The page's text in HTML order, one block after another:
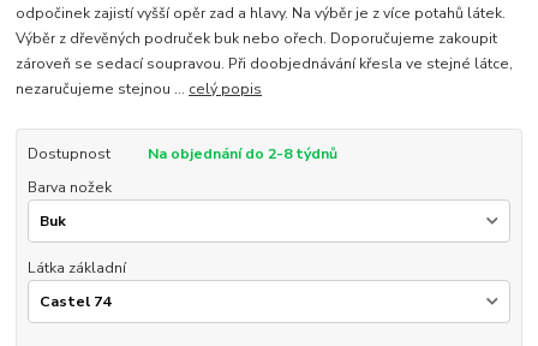
odpočinek zajistí vyšší opěr zad a hlavy. Na výběr je z více potahů látek.
Výběr z dřevěných područek buk nebo ořech. Doporučujeme zakoupit
zároveň se sedací soupravou. Při doobjednávání křesla ve stejné látce,
nezaručujeme stejnou ... celý popis
Dostupnost
Na objednání do 2-8 týdnů
Barva nožek
Látka základní